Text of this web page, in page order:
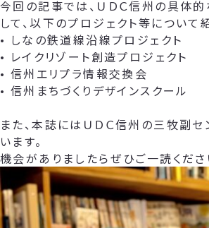
今回の記事では、ＵＤＣ信州の具体
して、以下のプロジェクト等について
• しなの鉄道線沿線プロジェクト
• レイクリゾート創造プロジェクト
• 信州エリプラ情報交換会
• 信州まちづくりデザインスクール
また、本誌にはＵＤＣ信州の三牧副
います。
機会がありましたらぜひご一読くださ